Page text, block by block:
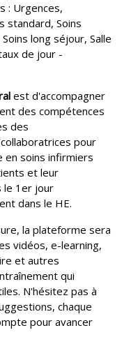
: Urgences,
standard, Soins
long séjour, Salle
de jour -
est d'accompagner
des compétences
des
pour
en soins infirmiers
et leur
le 1er jour
dans le HE.
la plateforme sera
vidéos, e-learning,
et autres
qui
N'hésitez pas à
chaque
pour avancer